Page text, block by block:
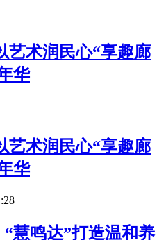
艺术润民心“享趣廊
华
艺术润民心“享趣廊
华
慧鸣达”打造温和养